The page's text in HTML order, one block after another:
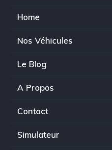
Home
Nos Véhicules
Le Blog
A Propos
Contact
Simulateur